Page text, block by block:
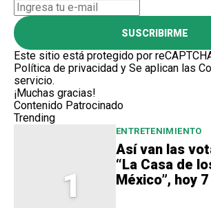
SUSCRIBIRME
Este sitio está protegido por
Política de privacidad y Se aplican las
servicio.
¡Muchas gracias!
Contenido Patrocinado
Trending
1
ENTRETENIMIENTO
Así van las
“La Casa de
México”, hoy